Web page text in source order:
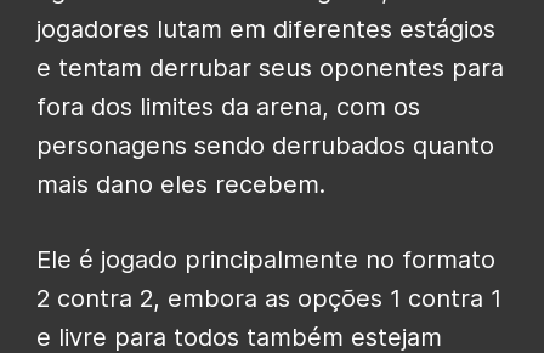
jogadores lutam em diferentes estágios
e tentam derrubar seus oponentes para
fora dos limites da arena, com os
personagens sendo derrubados quanto
mais dano eles recebem.
Ele é jogado principalmente no formato
2 contra 2, embora as opções 1 contra 1
e livre para todos também estejam